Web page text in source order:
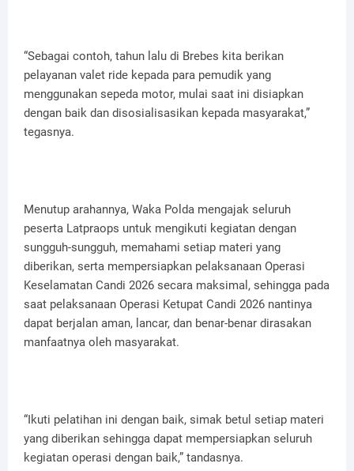
“Sebagai contoh, tahun lalu di Brebes kita berikan
pelayanan valet ride kepada para pemudik yang
menggunakan sepeda motor, mulai saat ini disiapkan
dengan baik dan disosialisasikan kepada masyarakat,”
tegasnya.
Menutup arahannya, Waka Polda mengajak seluruh
peserta Latpraops untuk mengikuti kegiatan dengan
sungguh-sungguh, memahami setiap materi yang
diberikan, serta mempersiapkan pelaksanaan Operasi
Keselamatan Candi 2026 secara maksimal, sehingga pada
saat pelaksanaan Operasi Ketupat Candi 2026 nantinya
dapat berjalan aman, lancar, dan benar-benar dirasakan
manfaatnya oleh masyarakat.
“Ikuti pelatihan ini dengan baik, simak betul setiap materi
yang diberikan sehingga dapat mempersiapkan seluruh
kegiatan operasi dengan baik,” tandasnya.